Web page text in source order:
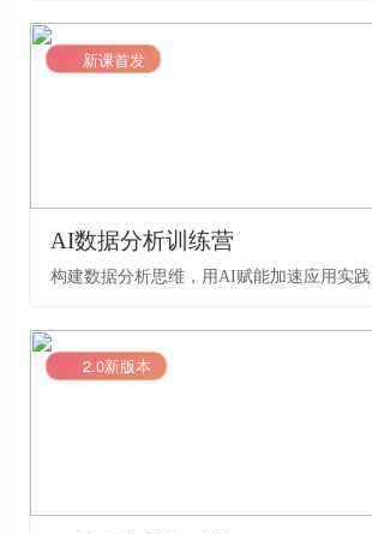
新课首发
AI数据分析训练营
构建数据分析思维，用AI赋能加速应用实践
2.0新版本